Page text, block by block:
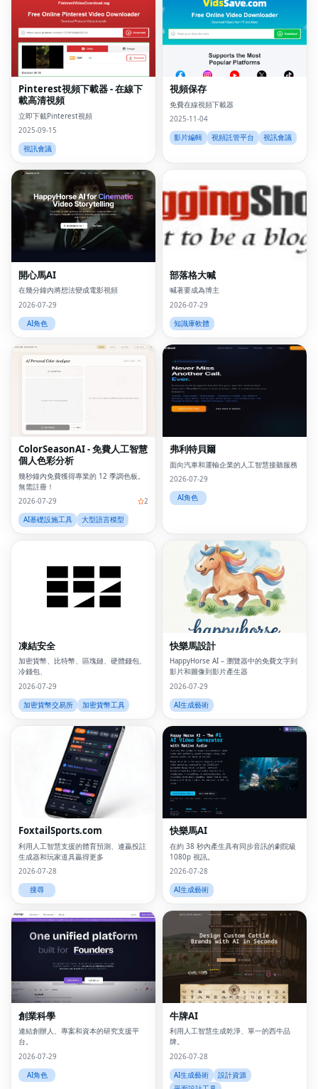
Pinterest視頻下載器 - 在線下
載高清視頻
立即下載Pinterest視頻
2025-09-15
視訊會議
視頻保存
免費在線視頻下載器
2025-11-04
影片編輯
視頻託管平台 視訊會議
開心馬AI
在幾分鐘內將想法變成電影視頻
2026-07-29
AI角色
部落格大喊
喊著要成為博主
2026-07-29
知識庫軟體
ColorSeasonAI - 免費人工智慧
個人色彩分析
幾秒鐘內免費獲得專業的 12 季調色板。
無需註冊！
2026-07-29
2
AI基礎設施工具
大型語言模型
弗利特貝爾
面向汽車和運輸企業的人工智慧接聽服務
2026-07-29
AI角色
凍結安全
加密貨幣、比特幣、區塊鏈、硬體錢包、
冷錢包、
2026-07-29
加密貨幣交易所
加密貨幣工具
快樂馬設計
HappyHorse AI – 瀏覽器中的免費文字到
影片和圖像到影片產生器
2026-07-29
AI生成藝術
FoxtailSports.com
利用人工智慧支援的體育預測、連贏投註
生成器和玩家道具贏得更多
2026-07-28
搜尋
快樂馬AI
在約 38 秒內產生具有同步音訊的劇院級
1080p 視訊。
2026-07-28
AI生成藝術
創業科學
連結創辦人、專案和資本的研究支援平
台。
2026-07-29
AI角色
牛牌AI
利用人工智慧生成乾淨、單一的西牛品
牌。
2026-07-28
AI生成藝術
設計資源